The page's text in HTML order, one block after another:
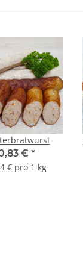
€ *
€ pro 1 kg